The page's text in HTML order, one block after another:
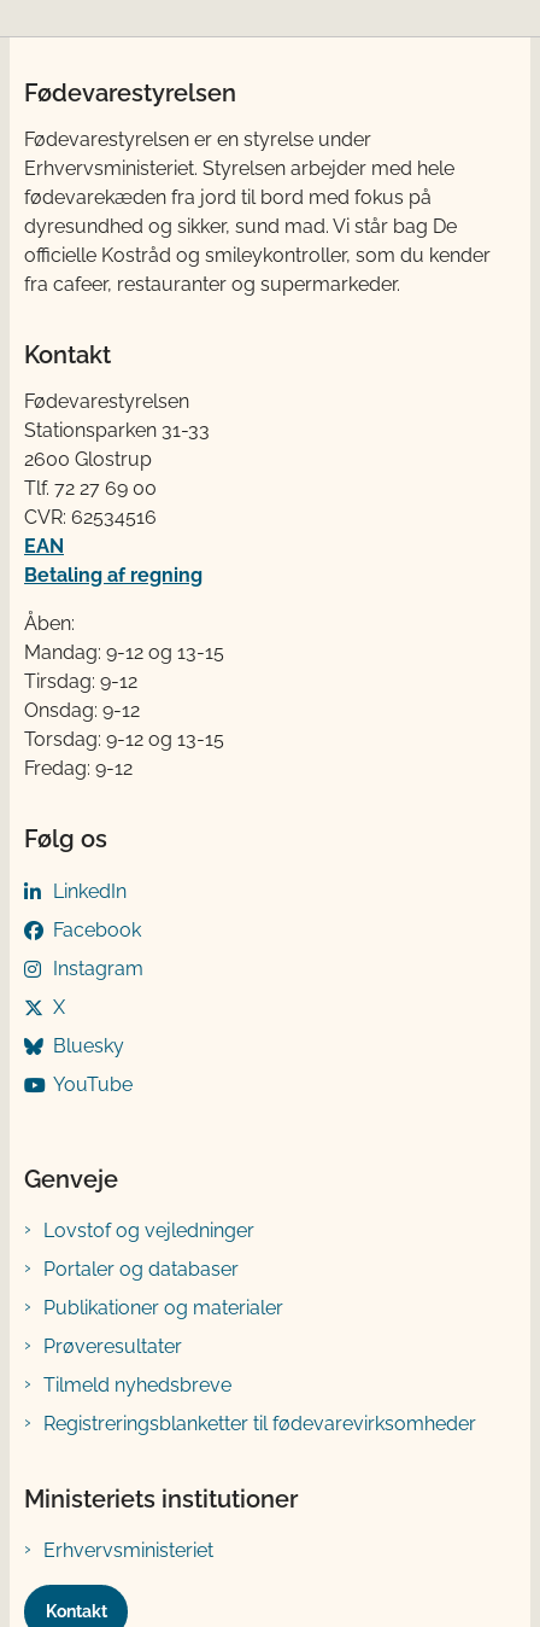
Fødevarestyrelsen
Fødevarestyrelsen er en styrelse under
Erhvervsministeriet. Styrelsen arbejder med hele
fødevarekæden fra jord til bord med fokus på
dyresundhed og sikker, sund mad. Vi står bag De
officielle Kostråd og smileykontroller, som du kender
fra cafeer, restauranter og supermarkeder.
Kontakt
Fødevarestyrelsen
Stationsparken 31-33
2600 Glostrup
Tlf. 72 2​​​7 69 00
CVR: 62534516
EAN
Betaling af regning
Åben:
Mandag: 9-12 og 13-15
Tirsdag: 9-12
Onsdag: 9-12
Torsdag: 9-12 og 13-15
Fredag: 9-12
Følg os
LinkedIn
Facebook
Instagram
X
Bluesky
YouTube
Genveje
Lovstof og vejledninger
Portaler og databaser
Publikationer og materialer
Prøveresultater
Tilmeld nyhedsbreve
Registreringsblanketter til fødevarevirksomheder
Ministeriets institutioner
Erhvervsministeriet
Kontakt